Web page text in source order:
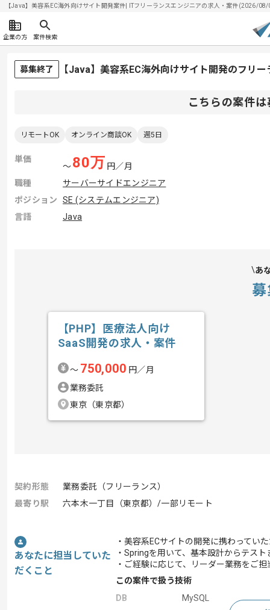
【Java】美容系EC海外向けサイト開発案件| ITフリーランスエンジニアの求人・案件(2026/
企業の方 案件検索
募集終了 【Java】美容系EC海外向けサイト開発のフリ
こちらの案件
リモートOK オンライン商談OK 週5日
単価
〜80万 円／月
職種
サーバーサイドエンジニア
ポジション
SE (システムエンジニア)
言語
Java
あ
【PHP】医療法人向け
SaaS開発の求人・案件
〜 750,000 円／月
業務委託
東京（東京都）
契約形態
業務委託（フリーランス）
最寄り駅
六本木一丁目（東京都）/一部リモート
あなたに担当していた
だくこと
・美容系ECサイトの開発に携わってい
・Springを用いて、基本設計からテス
・ご経験に応じて、リーダー業務をご
この案件で扱う技術
DB
MySQL